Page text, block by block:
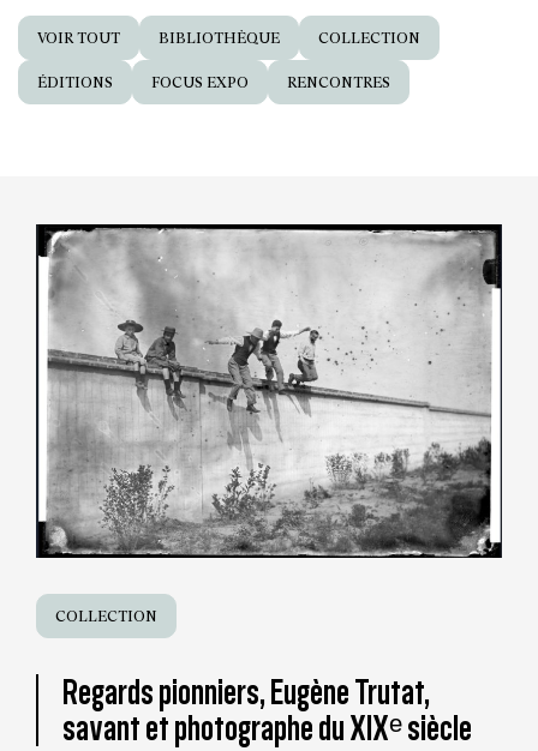
VOIR TOUT BIBLIOTHÈQUE COLLECTION
ÉDITIONS FOCUS EXPO RENCONTRES
COLLECTION
Regards pionniers, Eugène Trutat,
savant et photographe du XIXᵉ siècle